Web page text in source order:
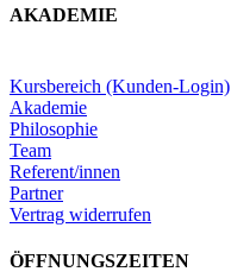
AKADEMIE
Kursbereich (Kunden-Login)
Akademie
Philosophie
Team
Referent/innen
Partner
Vertrag widerrufen
ÖFFNUNGSZEITEN